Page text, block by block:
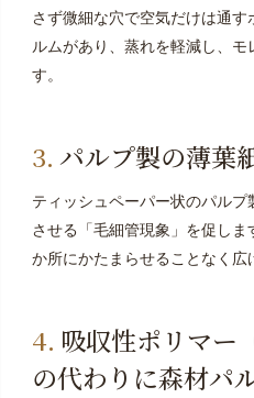
さず微細な穴で空気だけは通
ルムがあり、蒸れを軽減し、モ
す。
パルプ製の薄葉
ティッシュペーパー状のパル
させる「毛細管現象」を促し
か所にかたまらせることなく広
吸収性ポリマー
の代わりに森材パ